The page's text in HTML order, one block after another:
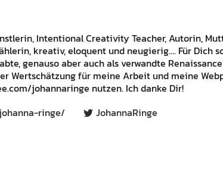
Intentional Creativity Teacher, Autorin,
kreativ, eloquent und neugierig.... Für Dich
genauso aber auch als verwandte
Wertschätzung für meine Arbeit und meine
johannaringe nutzen. Ich danke Dir!
ringe/
JohannaRinge